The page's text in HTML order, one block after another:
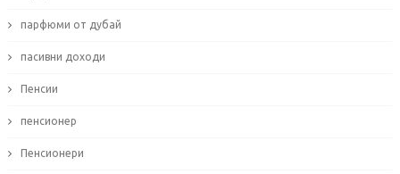
парфюми от дубай
пасивни доходи
Пенсии
пенсионер
Пенсионери